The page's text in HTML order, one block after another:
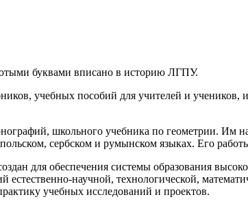
буквами вписано в историю ЛГПУ.
учебных пособий для учителей и учеников,
школьного учебника по геометрии. Им
сербском и румынском языках. Его
для обеспечения системы образования
естественно-научной, технологической,
учебных исследований и проектов.